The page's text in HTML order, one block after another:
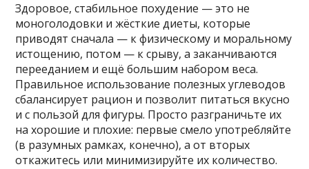
Здоровое, стабильное похудение — это не
моноголодовки и жёсткие диеты, которые
приводят сначала — к физическому и моральному
истощению, потом — к срыву, а заканчиваются
перееданием и ещё большим набором веса.
Правильное использование полезных углеводов
сбалансирует рацион и позволит питаться вкусно
и с пользой для фигуры. Просто разграничьте их
на хорошие и плохие: первые смело употребляйте
(в разумных рамках, конечно), а от вторых
откажитесь или минимизируйте их количество.